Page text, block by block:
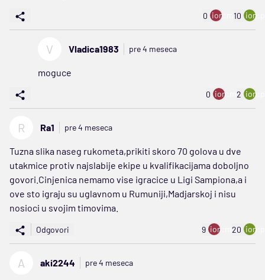
0 ion:minus
10
V Vladica1983 pre 4 meseca
moguce
0 ion:minus
2
R Ra1 pre 4 meseca
Tuzna slika naseg rukometa,prikiti skoro 70 golova u dve
utakmice protiv najslabije ekipe u kvalifikacijama doboljno
govori.Cinjenica nemamo vise igracice u Ligi Sampiona,a i
ove sto igraju su uglavnom u Rumuniji,Madjarskoj i nisu
nosioci u svojim timovima.
Odgovori 9 ion:minus
20
A aki2244 pre 4 meseca